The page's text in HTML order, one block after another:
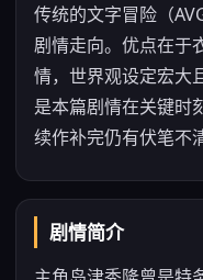
传统的文字冒险（
剧情走向。优点在于
情，世界观设定宏大
是本篇剧情在关键时
续作补完仍有伏笔不
剧情简介